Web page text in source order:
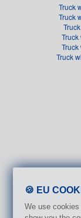
Truck
Truck
Truck
🍪 EU
We use